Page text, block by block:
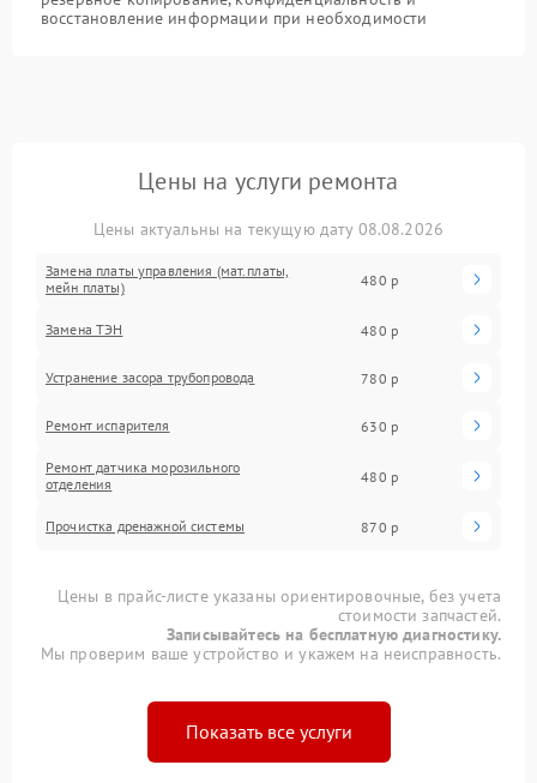
восстановление информации при необходимости
Цены на услуги ремонта
Цены актуальны на текущую дату 08.08.2026
Замена платы управления (мат.платы,
мейн платы)
480 р
Замена ТЭН 480 р
Устранение засора трубопровода 780 р
Ремонт испарителя 630 р
Ремонт датчика морозильного
отделения
480 р
Прочистка дренажной системы 870 р
Цены в прайс-листе указаны ориентировочные, без учета
стоимости запчастей.
Записывайтесь на бесплатную диагностику.
Мы проверим ваше устройство и укажем на неисправность.
Показать все услуги